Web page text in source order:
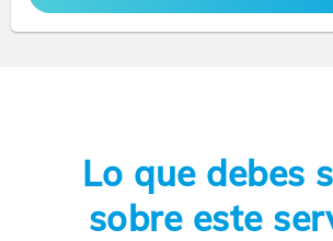
Lo que debes
sobre este